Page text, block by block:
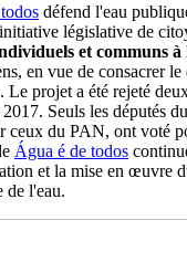
défend l'eau
législative de
et communs à
en vue de consacrer
Le projet a été rejeté
Seuls les députés
ceux du PAN, ont voté
Água é de todos
et la mise en œuvre
de l'eau.